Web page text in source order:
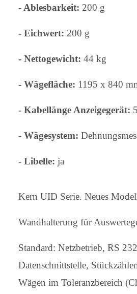
- Ablesbarkeit: 200 g
- Eichwert: 200 g
- Nettogewicht: 44 kg
- Wägefläche: 1195 x 840
- Kabellänge Anzeigegerät:
- Wägesystem:
- Libelle: ja
Kern UID Serie. Neues
Wandhalterung für
Standard: Netzbetrieb, RS 232
Datenschnittstelle,
Wägen im Toleranzbereich